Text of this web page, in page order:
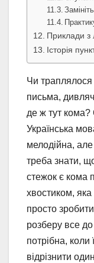
Приклади з
Історія
Чи
письма,
де ж тут кома?
Українська
мелодійна,
треба знати,
стежок є кома
хвостиком,
просто
розберу все
потрібна, коли
відрізнити